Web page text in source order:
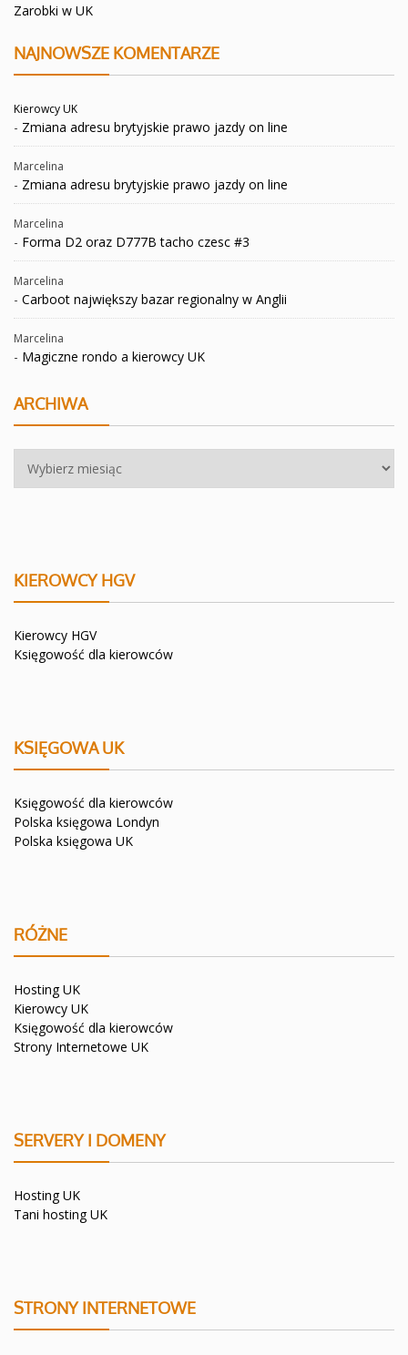
Zarobki w UK
NAJNOWSZE KOMENTARZE
Kierowcy UK
- Zmiana adresu brytyjskie prawo jazdy on line
Marcelina
- Zmiana adresu brytyjskie prawo jazdy on line
Marcelina
- Forma D2 oraz D777B tacho czesc #3
Marcelina
- Carboot największy bazar regionalny w Anglii
Marcelina
- Magiczne rondo a kierowcy UK
ARCHIWA
KIEROWCY HGV
Kierowcy HGV
Księgowość dla kierowców
KSIĘGOWA UK
Księgowość dla kierowców
Polska księgowa Londyn
Polska księgowa UK
RÓŻNE
Hosting UK
Kierowcy UK
Księgowość dla kierowców
Strony Internetowe UK
SERVERY I DOMENY
Hosting UK
Tani hosting UK
STRONY INTERNETOWE